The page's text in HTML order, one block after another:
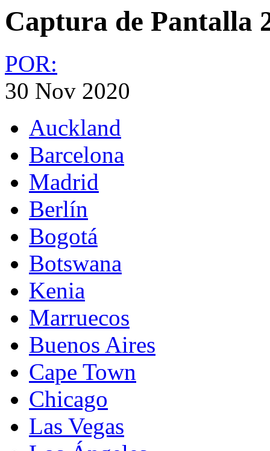
Captura de Pantalla
POR:
30 Nov 2020
Auckland
Barcelona
Madrid
Berlín
Bogotá
Botswana
Kenia
Marruecos
Buenos Aires
Cape Town
Chicago
Las Vegas